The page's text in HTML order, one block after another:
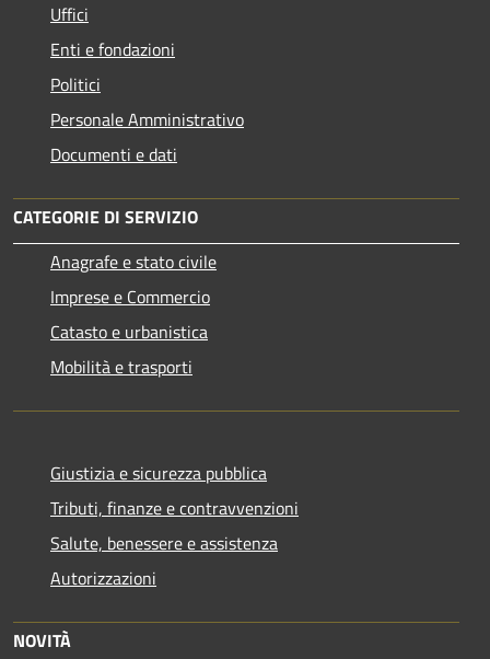
Uffici
Enti e fondazioni
Politici
Personale Amministrativo
Documenti e dati
CATEGORIE DI SERVIZIO
Anagrafe e stato civile
Imprese e Commercio
Catasto e urbanistica
Mobilità e trasporti
Giustizia e sicurezza pubblica
Tributi, finanze e contravvenzioni
Salute, benessere e assistenza
Autorizzazioni
NOVITÀ